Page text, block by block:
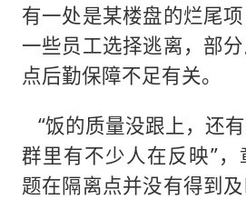
有一处是某楼盘的烂尾项
一些员工选择逃离，部
点后勤保障不足有关。
“饭的质量没跟上，还
群里有不少人在反映”
题在隔离点并没有得到